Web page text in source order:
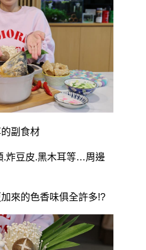
副食材
.炸豆皮.黑木耳等…周邊
來的色香味俱全許多!?